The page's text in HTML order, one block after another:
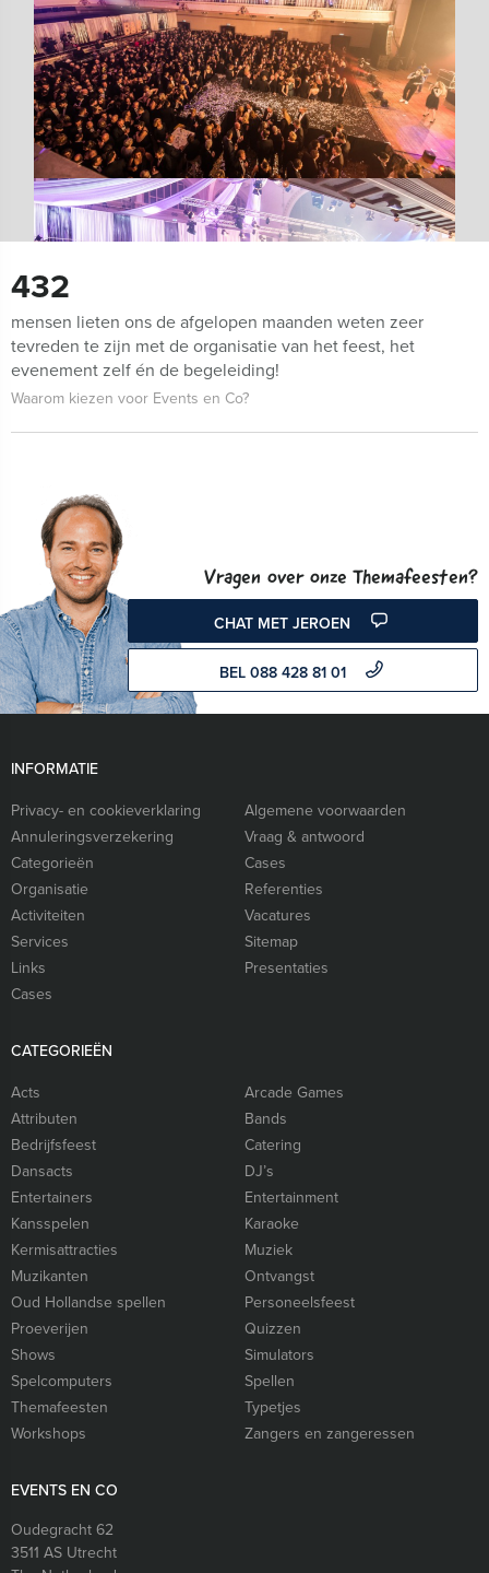
432
mensen lieten ons de afgelopen maanden weten zeer
tevreden te zijn met de organisatie van het feest, het
evenement zelf én de begeleiding!
Waarom kiezen voor Events en Co?
Vragen over onze Themafeesten?
CHAT MET JEROEN
BEL 088 428 81 01
INFORMATIE
Privacy- en cookieverklaring
Algemene voorwaarden
Annuleringsverzekering
Vraag & antwoord
Categorieën
Cases
Organisatie
Referenties
Activiteiten
Vacatures
Services
Sitemap
Links
Presentaties
Cases
CATEGORIEËN
Acts
Arcade Games
Attributen
Bands
Bedrijfsfeest
Catering
Dansacts
DJ’s
Entertainers
Entertainment
Kansspelen
Karaoke
Kermisattracties
Muziek
Muzikanten
Ontvangst
Oud Hollandse spellen
Personeelsfeest
Proeverijen
Quizzen
Shows
Simulators
Spelcomputers
Spellen
Themafeesten
Typetjes
Workshops
Zangers en zangeressen
EVENTS EN CO
Oudegracht 62
3511 AS Utrecht